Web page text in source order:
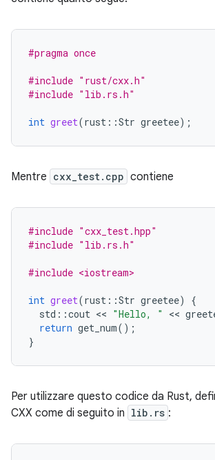
#pragma once
#include "rust/cxx.h"
#include "lib.rs.h"
int greet(rust ::Str greetee);
Mentre cxx_test.cpp contiene
#include "cxx_test.hpp"
#include "lib.rs.h"
#include <iostream>
int greet(rust ::Str greetee)
{
std ::cout << "Hello, " <<
return get_num();
}
Per utilizzare questo codice da Rust,
CXX come di seguito in lib.rs :